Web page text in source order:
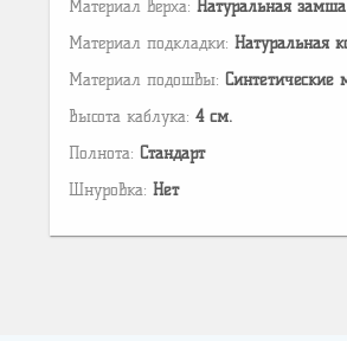
Материал верха: Натуральная замша
Материал подкладки: Натуральная
Материал подошвы: Cинтетические
Высота каблука: 4 см.
Полнота: Стандарт
Шнуровка: Нет